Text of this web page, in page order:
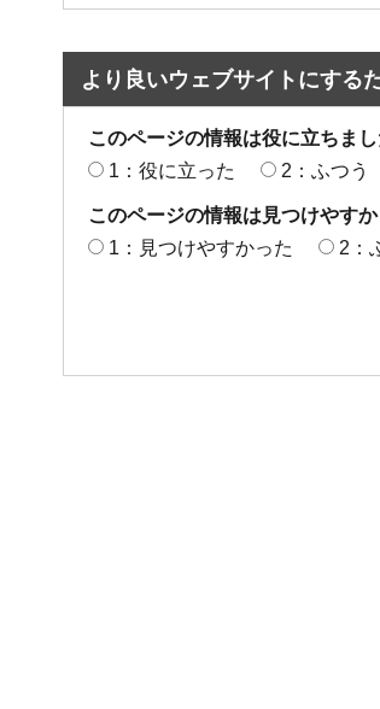
より良いウェブサイトにする
このページの情報は役に立ちまし
1：役に立った
2：ふつう
このページの情報は見つけやす
1：見つけやすかった
2：